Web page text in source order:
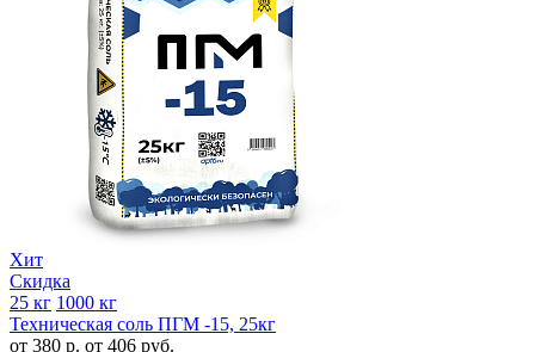
Хит
Скидка
25 кг 1000 кг
Техническая соль ПГМ -15, 25кг
от 380 р. от 406 руб.